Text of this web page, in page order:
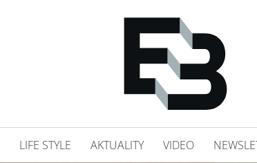
LIFE STYLE AKTUALITY VIDEO